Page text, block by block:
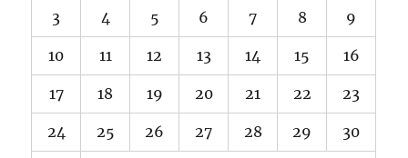
3 4 5 6 7 8 9
10 11 12 13 14 15 16
17 18 19 20 21 22 23
24 25 26 27 28 29 30